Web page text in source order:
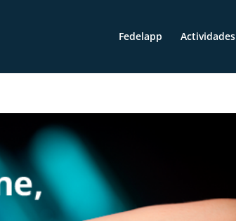
Fedelapp Actividades